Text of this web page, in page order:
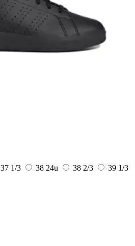
37 1/3 38 24u 38 2/3
39 1/3